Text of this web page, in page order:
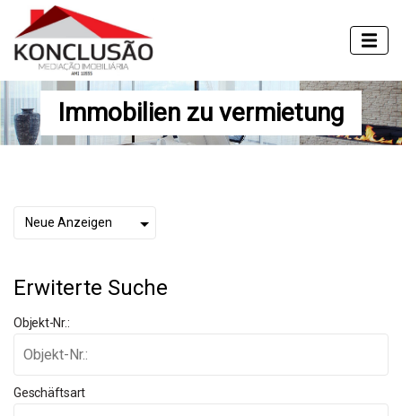
Immobilien zu vermietung
Erwiterte Suche
Objekt-Nr.:
Geschäftsart